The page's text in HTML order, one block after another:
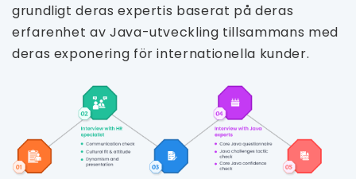
grundligt deras expertis baserat på deras
erfarenhet av Java-utveckling tillsammans med
deras exponering för internationella kunder.